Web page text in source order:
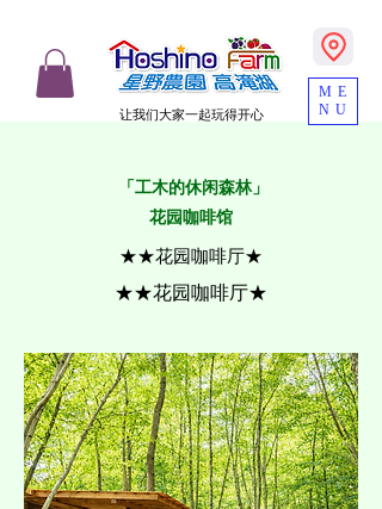
让我们大家一起玩得开心
ME
NU
​ 「工木的休闲森林」
花园咖啡馆
★★​​花园咖啡厅★
★★​​花园咖啡厅★